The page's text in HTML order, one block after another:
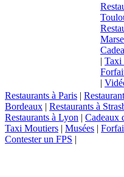
| Taxi
|
Restaurants à Paris |
Bordeaux | Restaurants à
Restaurants à Lyon | Cadeaux
Taxi Moutiers | Musées |
Contester un FPS |